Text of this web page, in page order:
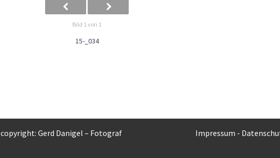
Bild 1 von 1
15-_034
copyright: Gerd Danigel – Fotograf Impressum -